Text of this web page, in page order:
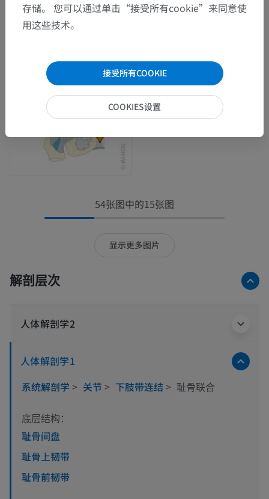
54张图中的15张图
显示更多图片
解剖层次
人体解剖学2
人体解剖学1
系统解剖学 > 关节 > 下肢带连结 > 耻骨联合
底层结构：
耻骨间盘
耻骨上韧带
耻骨前韧带
存储。 您可以通过单击“接受所有cookie”来同意使
用这些技术。
接受所有COOKIE
COOKIES设置